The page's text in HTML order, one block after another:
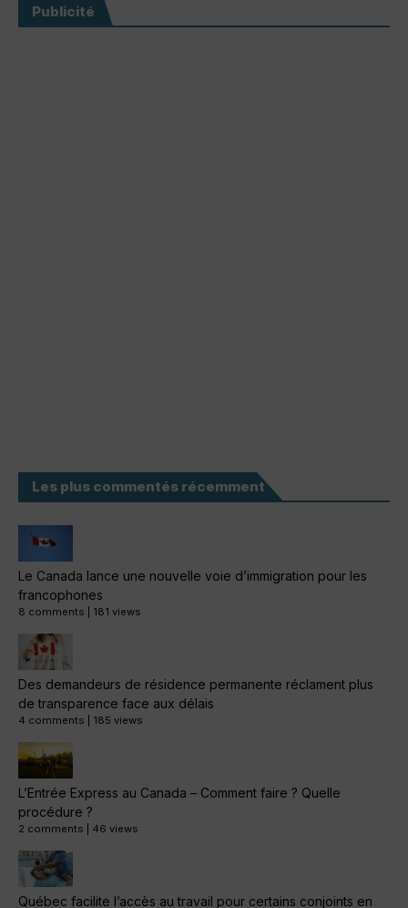
Publicité
Les plus commentés récemment
Le Canada lance une nouvelle voie d’immigration pour les
francophones
8 comments 181 views
Des demandeurs de résidence permanente réclament plus
de transparence face aux délais
4 comments 185 views
L’Entrée Express au Canada – Comment faire ? Quelle
procédure ?
2 comments 46 views
Québec facilite l’accès au travail pour certains conjoints en